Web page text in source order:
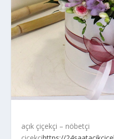
açık çiçekçi – nöbetçi